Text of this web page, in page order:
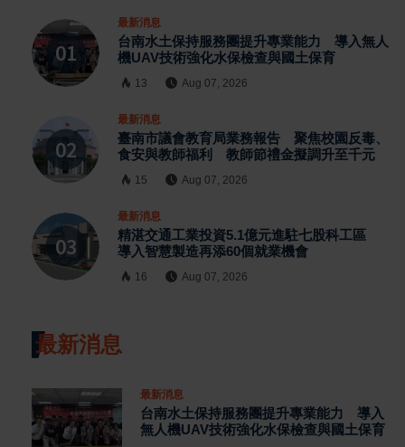
最新消息
台南水土保持服務團提升專業能力 導入無人
機UAV技術強化水保檢查與國土保育
13 Aug 07, 2026
最新消息
臺南市議會教育局業務報告 聚焦校園反毒、
食安與教師福利 教師節禮金擬調升至千元
15 Aug 07, 2026
最新消息
精湛交通工業投資5.1億元進駐七股科工區
導入智慧製造再添60個就業機會
16 Aug 07, 2026
最新消息
最新消息
台南水土保持服務團提升專業能力 導入
無人機UAV技術強化水保檢查與國土保育